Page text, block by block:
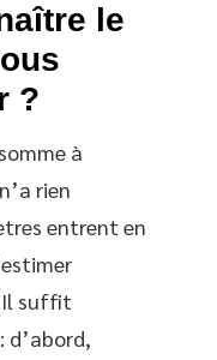
le
?
à
rien
entrent en
Il suffit
d’abord,